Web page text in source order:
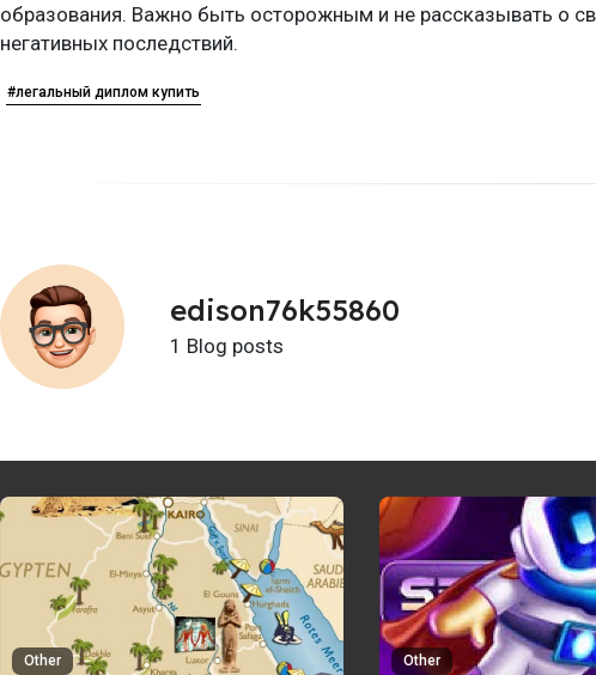
образования. Важно быть осторожным и не рассказывать о
негативных последствий.
#легальный диплом купить
edison76k55860
1 Blog posts
Other Other